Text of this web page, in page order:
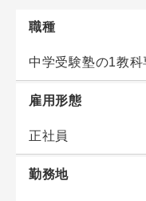
った」「この仕事を
えてくるでしょう。
へ進んでみませんか
■教室スタッフとの連
っていただきますが
※応募時点で教科を
＜一教科専任＞
算数・国語・理科
任講師として授業を
好きな分野を極めて
＜多種多様な講座＞
職種
中学受験塾の1教科
雇用形態
正社員
勤務地